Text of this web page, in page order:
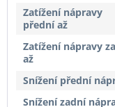
Zatížení nápravy
přední až
Zatížení nápravy
až
Snížení přední
Snížení zadní